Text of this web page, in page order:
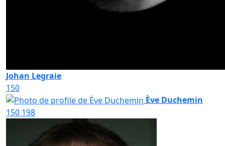
Johan Legraie
150
Ève Duchemin
150 198